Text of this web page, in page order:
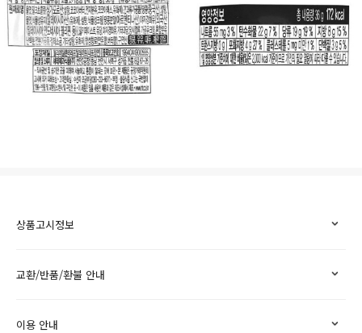
상품고시정보
교환/반품/환불 안내
이용 안내